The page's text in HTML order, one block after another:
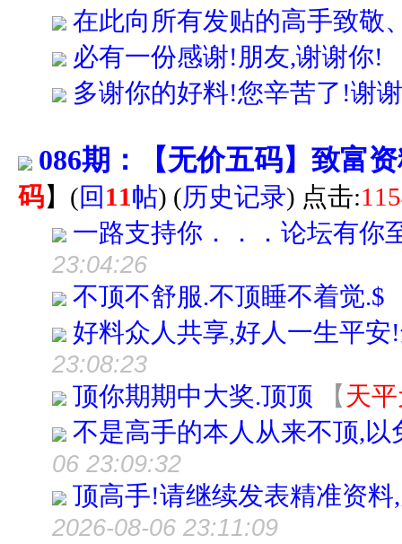
在此向所有发贴的高手致敬
必有一份感谢!朋友,谢谢你!
多谢你的好料!您辛苦了!谢
086期：【无价五码】致富
码】 (回 11帖) (历史记录) 点击:
一路支持你．．．论坛有你
23:04:26
不顶不舒服.不顶睡不着觉.$
好料众人共享,好人一生平安
23:08:23
顶你期期中大奖.顶顶 【 天
不是高手的本人从来不顶,
06 23:09:32
顶高手!请继续发表精准资
2026-08-06 23:11:09